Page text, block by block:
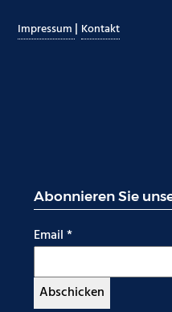
Impressum | Kontakt
Abonnieren Sie
Email *